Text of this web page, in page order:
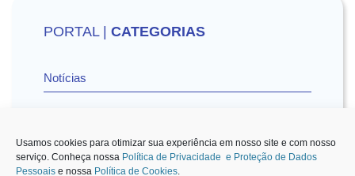
Usamos cookies para otimizar sua experiência em nosso site e com nosso
serviço. Conheça nossa Política de Privacidade e Proteção de Dados
Pessoais e nossa Política de Cookies.
PORTAL | CATEGORIAS
Notícias